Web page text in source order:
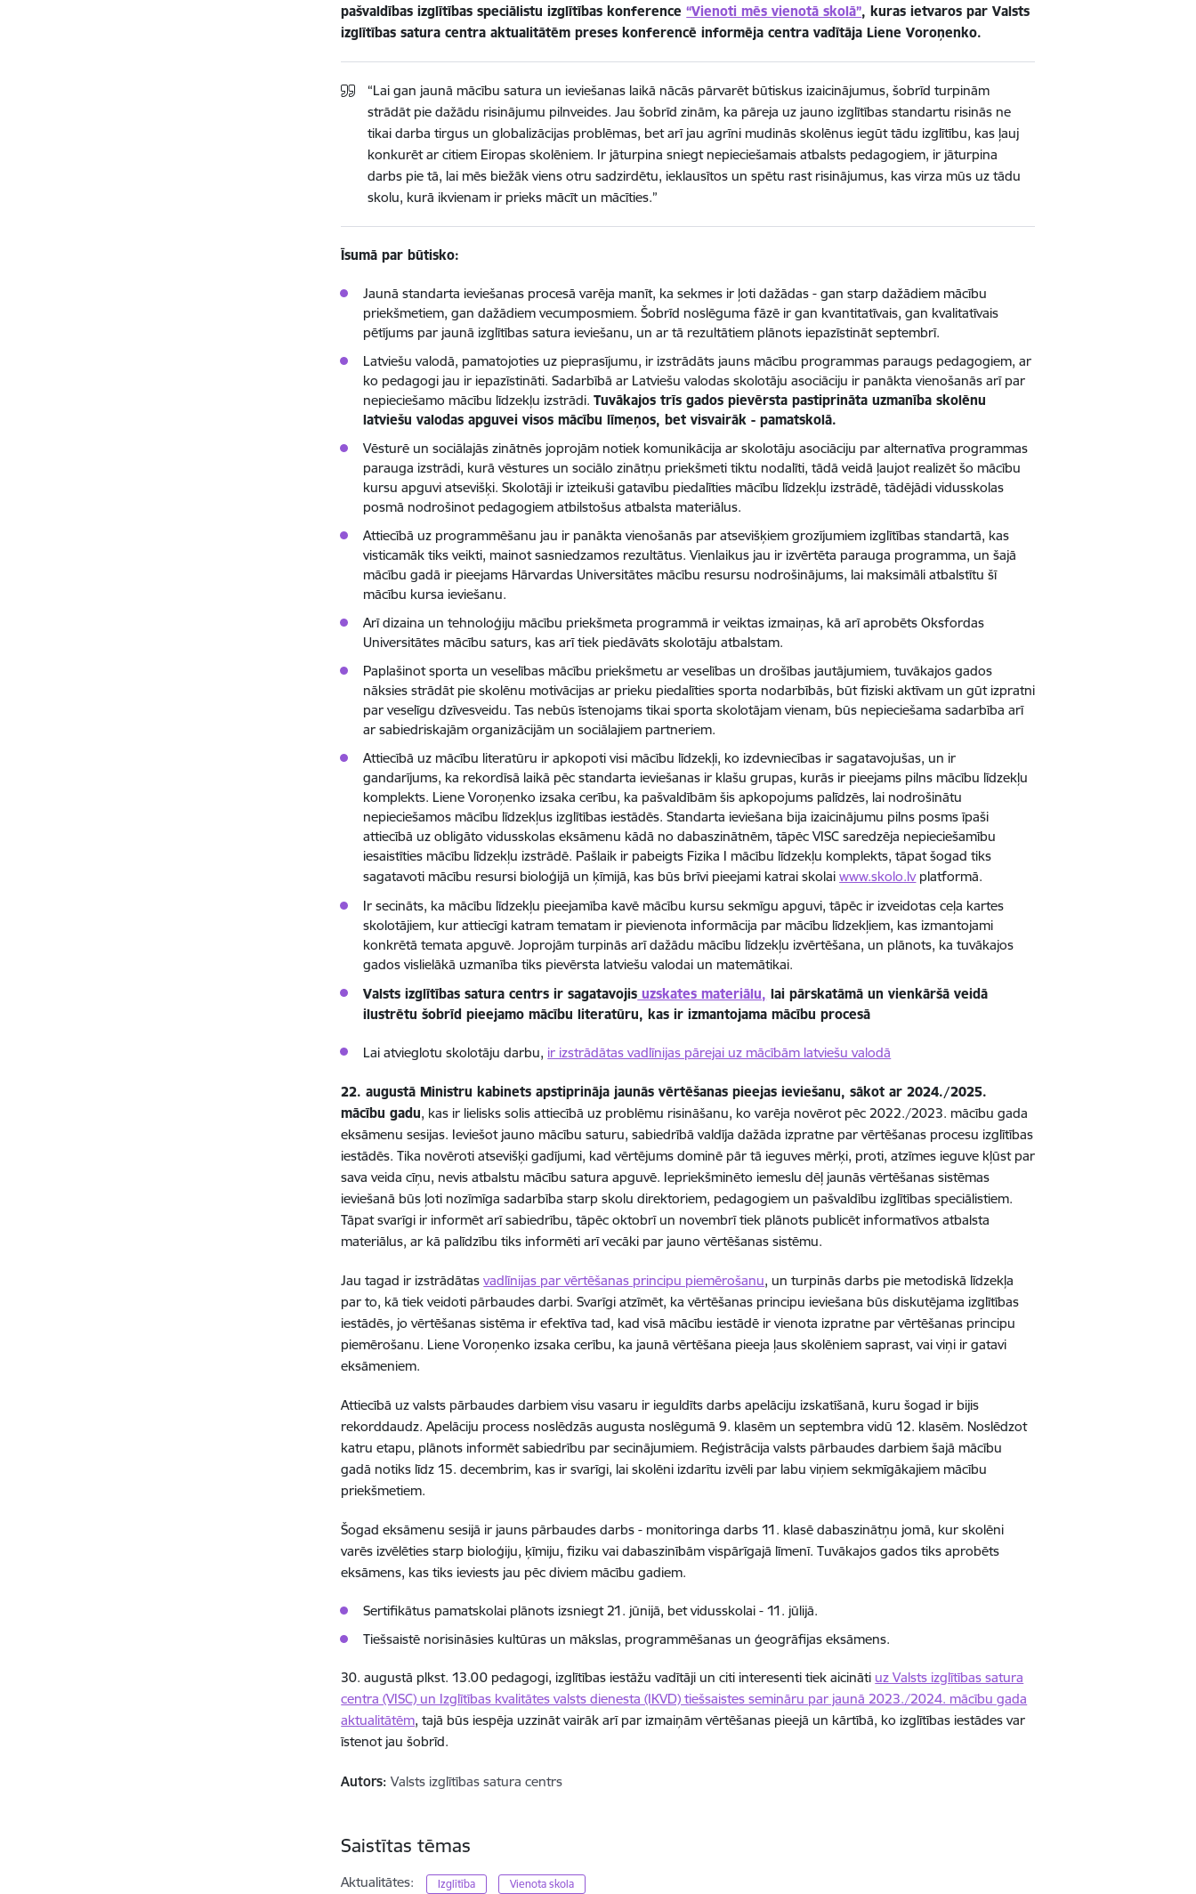
pašvaldības izglītības speciālistu izglītības konference“Vienoti mēs vienotā skolā”, kuras ietvaros par Valsts
izglītības satura centra aktualitātēm preses konferencē informēja centra vadītāja Liene Voroņenko.
“Lai gan jaunā mācību satura un ieviešanas laikā nācās pārvarēt būtiskus izaicinājumus, šobrīd turpinām
strādāt pie dažādu risinājumu pilnveides. Jau šobrīd zinām, ka pāreja uz jauno izglītības standartu risinās ne
tikai darba tirgus un globalizācijas problēmas, bet arī jau agrīni mudinās skolēnus iegūt tādu izglītību, kas ļauj
konkurēt ar citiem Eiropas skolēniem. Ir jāturpina sniegt nepieciešamais atbalsts pedagogiem, ir jāturpina
darbs pie tā, lai mēs biežāk viens otru sadzirdētu, ieklausītos un spētu rast risinājumus, kas virza mūs uz tādu
skolu, kurā ikvienam ir prieks mācīt un mācīties.”
Īsumā par būtisko:
Jaunā standarta ieviešanas procesā varēja manīt, ka sekmes ir ļoti dažādas - gan starp dažādiem mācību
priekšmetiem, gan dažādiem vecumposmiem. Šobrīd noslēguma fāzē ir gan kvantitatīvais, gan kvalitatīvais
pētījums par jaunā izglītības satura ieviešanu, un ar tā rezultātiem plānots iepazīstināt septembrī.
Latviešu valodā, pamatojoties uz pieprasījumu, ir izstrādāts jauns mācību programmas paraugs pedagogiem, ar
ko pedagogi jau ir iepazīstināti. Sadarbībā ar Latviešu valodas skolotāju asociāciju ir panākta vienošanās arī par
nepieciešamo mācību līdzekļu izstrādi.Tuvākajos trīs gados pievērsta pastiprināta uzmanība skolēnu
latviešu valodas apguvei visos mācību līmeņos, bet visvairāk - pamatskolā.
Vēsturē un sociālajās zinātnēs joprojām notiek komunikācija ar skolotāju asociāciju par alternatīva programmas
parauga izstrādi, kurā vēstures un sociālo zinātņu priekšmeti tiktu nodalīti, tādā veidā ļaujot realizēt šo mācību
kursu apguvi atsevišķi. Skolotāji ir izteikuši gatavību piedalīties mācību līdzekļu izstrādē, tādējādi vidusskolas
posmā nodrošinot pedagogiem atbilstošus atbalsta materiālus.
Attiecībā uz programmēšanu jau ir panākta vienošanās par atsevišķiem grozījumiem izglītības standartā, kas
visticamāk tiks veikti, mainot sasniedzamos rezultātus. Vienlaikus jau ir izvērtēta parauga programma, un šajā
mācību gadā ir pieejams Hārvardas Universitātes mācību resursu nodrošinājums, lai maksimāli atbalstītu šī
mācību kursa ieviešanu.
Arī dizaina un tehnoloģiju mācību priekšmeta programmā ir veiktas izmaiņas, kā arī aprobēts Oksfordas
Universitātes mācību saturs, kas arī tiek piedāvāts skolotāju atbalstam.
Paplašinot sporta un veselības mācību priekšmetu ar veselības un drošības jautājumiem, tuvākajos gados
nāksies strādāt pie skolēnu motivācijas ar prieku piedalīties sporta nodarbībās, būt fiziski aktīvam un gūt izpratni
par veselīgu dzīvesveidu. Tas nebūs īstenojams tikai sporta skolotājam vienam, būs nepieciešama sadarbība arī
ar sabiedriskajām organizācijām un sociālajiem partneriem.
Attiecībā uz mācību literatūru ir apkopoti visi mācību līdzekļi, ko izdevniecības ir sagatavojušas, un ir
gandarījums, ka rekordīsā laikā pēc standarta ieviešanas ir klašu grupas, kurās ir pieejams pilns mācību līdzekļu
komplekts. Liene Voroņenko izsaka cerību, ka pašvaldībām šis apkopojums palīdzēs, lai nodrošinātu
nepieciešamos mācību līdzekļus izglītības iestādēs. Standarta ieviešana bija izaicinājumu pilns posms īpaši
attiecībā uz obligāto vidusskolas eksāmenu kādā no dabaszinātnēm, tāpēc VISC saredzēja nepieciešamību
iesaistīties mācību līdzekļu izstrādē. Pašlaik ir pabeigts Fizika I mācību līdzekļu komplekts, tāpat šogad tiks
sagatavoti mācību resursi bioloģijā un ķīmijā, kas būs brīvi pieejami katrai skolaiwww.skolo.lvplatformā.
Ir secināts, ka mācību līdzekļu pieejamība kavē mācību kursu sekmīgu apguvi, tāpēc ir izveidotas ceļa kartes
skolotājiem, kur attiecīgi katram tematam ir pievienota informācija par mācību līdzekļiem, kas izmantojami
konkrētā temata apguvē. Joprojām turpinās arī dažādu mācību līdzekļu izvērtēšana, un plānots, ka tuvākajos
gados vislielākā uzmanība tiks pievērsta latviešu valodai un matemātikai.
Valsts izglītības satura centrs ir sagatavojis uzskates materiālu, lai pārskatāmā un vienkāršā veidā
ilustrētu šobrīd pieejamo mācību literatūru, kas ir izmantojama mācību procesā
Lai atvieglotu skolotāju darbu, ir izstrādātas vadlīnijas pārejai uz mācībām latviešu valodā
22. augustā Ministru kabinets apstiprināja jaunās vērtēšanas pieejas ieviešanu, sākot ar 2024./2025.
mācību gadu, kas ir lielisks solis attiecībā uz problēmu risināšanu, ko varēja novērot pēc 2022./2023. mācību gada
eksāmenu sesijas. Ieviešot jauno mācību saturu, sabiedrībā valdīja dažāda izpratne par vērtēšanas procesu izglītības
iestādēs. Tika novēroti atsevišķi gadījumi, kad vērtējums dominē pār tā ieguves mērķi, proti, atzīmes ieguve kļūst par
sava veida cīņu, nevis atbalstu mācību satura apguvē. Iepriekšminēto iemeslu dēļ jaunās vērtēšanas sistēmas
ieviešanā būs ļoti nozīmīga sadarbība starp skolu direktoriem, pedagogiem un pašvaldību izglītības speciālistiem.
Tāpat svarīgi ir informēt arī sabiedrību, tāpēc oktobrī un novembrī tiek plānots publicēt informatīvos atbalsta
materiālus, ar kā palīdzību tiks informēti arī vecāki par jauno vērtēšanas sistēmu.
Jau tagad ir izstrādātasvadlīnijas par vērtēšanas principu piemērošanu, un turpinās darbs pie metodiskā līdzekļa
par to, kā tiek veidoti pārbaudes darbi. Svarīgi atzīmēt, ka vērtēšanas principu ieviešana būs diskutējama izglītības
iestādēs, jo vērtēšanas sistēma ir efektīva tad, kad visā mācību iestādē ir vienota izpratne par vērtēšanas principu
piemērošanu. Liene Voroņenko izsaka cerību, ka jaunā vērtēšana pieeja ļaus skolēniem saprast, vai viņi ir gatavi
eksāmeniem.
Attiecībā uz valsts pārbaudes darbiem visu vasaru ir ieguldīts darbs apelāciju izskatīšanā, kuru šogad ir bijis
rekorddaudz. Apelāciju process noslēdzās augusta noslēgumā 9. klasēm un septembra vidū 12. klasēm. Noslēdzot
katru etapu, plānots informēt sabiedrību par secinājumiem. Reģistrācija valsts pārbaudes darbiem šajā mācību
gadā notiks līdz 15. decembrim, kas ir svarīgi, lai skolēni izdarītu izvēli par labu viņiem sekmīgākajiem mācību
priekšmetiem.
Šogad eksāmenu sesijā ir jauns pārbaudes darbs - monitoringa darbs 11. klasē dabaszinātņu jomā, kur skolēni
varēs izvēlēties starp bioloģiju, ķīmiju, fiziku vai dabaszinībām vispārīgajā līmenī. Tuvākajos gados tiks aprobēts
eksāmens, kas tiks ieviests jau pēc diviem mācību gadiem.
Sertifikātus pamatskolai plānots izsniegt 21. jūnijā, bet vidusskolai - 11. jūlijā.
Tiešsaistē norisināsies kultūras un mākslas, programmēšanas un ģeogrāfijas eksāmens.
30. augustā plkst. 13.00 pedagogi, izglītības iestāžu vadītāji un citi interesenti tiek aicināti uz Valsts izglītības satura
centra (VISC) un Izglītības kvalitātes valsts dienesta (IKVD) tiešsaistes semināru par jaunā 2023./2024. mācību gada
aktualitātēm, tajā būs iespēja uzzināt vairāk arī par izmaiņām vērtēšanas pieejā un kārtībā, ko izglītības iestādes var
īstenot jau šobrīd.
Autors: Valsts izglītības satura centrs
Saistītas tēmas
Aktualitātes: Izglītība Vienota skola